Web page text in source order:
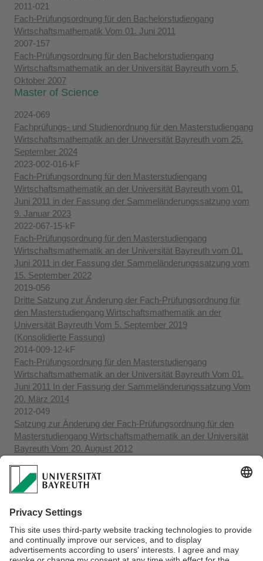
2011-021
Fach-Prüfungsordnung für den Bachelorstudiengang
Wirtschaftsmathematik Vom 01. Juni 2011
2007-157
Fach-Prüfungsordnung für den Bachelorstudiengang
Wirtschaftsmathematik an der Universität Bayreuth vom 5.
Oktober 2007
Master of Science
2024-069
Fachprüfungs- und Studienordnung für den Masterstudiengang
Wirtschaftsmathematik an der Universität Bayreuth vom 25.
September 2024
2023-002-016-kF
Fach-Prüfungsordnung für den Masterstudiengang
Wirtschaftsmathematik an der Universität Bayreuth vom 01.
Juni 2011 in der Fassung der Sammeländerungssatzung vom
9. Januar 2023
2022-067-15-kF
Fach-Prüfungsordnung für den Masterstudiengang
Wirtschaftsmathematik an der Universität Bayreuth vom 01.
Juni 2011 in der Fassung der Sammeländerungssatzung vom
15. September 2022
2019-056
Dritte Satzung zur Änderung der Fach-Prüfungsordnung für
den Masterstudiengang Wirtschaftsmathematik an der
Universität Bayreuth Vom 5. September 2019
(Konsolidierte Fassung)
2014-009-12-kF
Fach-Prüfungsordnung für den Masterstudiengang
Wirtschaftsmathematik an der Universität Bayreuth Vom 01.
Juni 2011 In der Fassung der Sammeländerungssatzung Vom
20. März 2014
2012-049
Satzung zur Änderung der Fach-Prüfungsordnung für den
Masterstudiengang Wirtschaftsmathematik an der Universität
Bayreuth Vom 20. August 2012
2011-024
Fach-Prüfungsordnung für den Masterstudiengang
2009-068
Wirtschaftsmathematik an der Universität Bayreuth vom 10.
September 2009